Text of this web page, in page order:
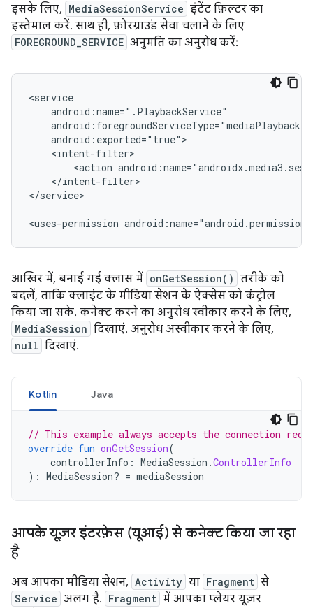
इसके लिए, MediaSessionService इंटेंट फ़िल्टर का
इस्तेमाल करें. साथ ही, फ़ोरग्राउंड सेवा चलाने के लिए
FOREGROUND_SERVICE अनुमति का अनुरोध करें:
<action
</intent-filter>
</service>
<uses-permission
आखिर में, बनाई गई क्लास में onGetSession() तरीके को
बदलें, ताकि क्लाइंट के मीडिया सेशन के ऐक्सेस को कंट्रोल
किया जा सके. कनेक्ट करने का अनुरोध स्वीकार करने के लिए,
MediaSession दिखाएं. अनुरोध अस्वीकार करने के लिए,
null दिखाएं.
Kotlin Java
// This example always accepts the connection
override fun onGetSession(
controllerInfo : MediaSession .ControllerInfo
): MediaSession? = mediaSession
आपके यूज़र इंटरफ़ेस (यूआई) से कनेक्ट किया जा रहा
है
अब आपका मीडिया सेशन, Activity या Fragment से
Service अलग है. Fragment में आपका प्लेयर यूज़र